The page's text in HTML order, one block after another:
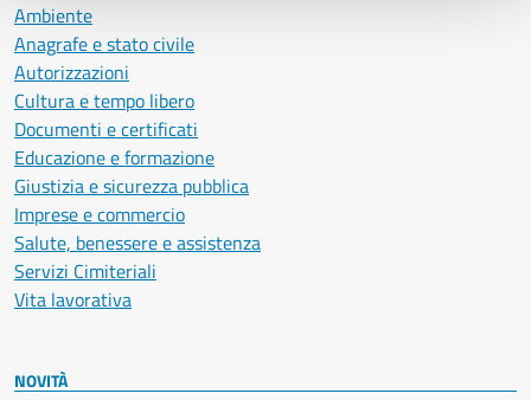
Ambiente
Anagrafe e stato civile
Autorizzazioni
Cultura e tempo libero
Documenti e certificati
Educazione e formazione
Giustizia e sicurezza pubblica
Imprese e commercio
Salute, benessere e assistenza
Servizi Cimiteriali
Vita lavorativa
NOVITÀ